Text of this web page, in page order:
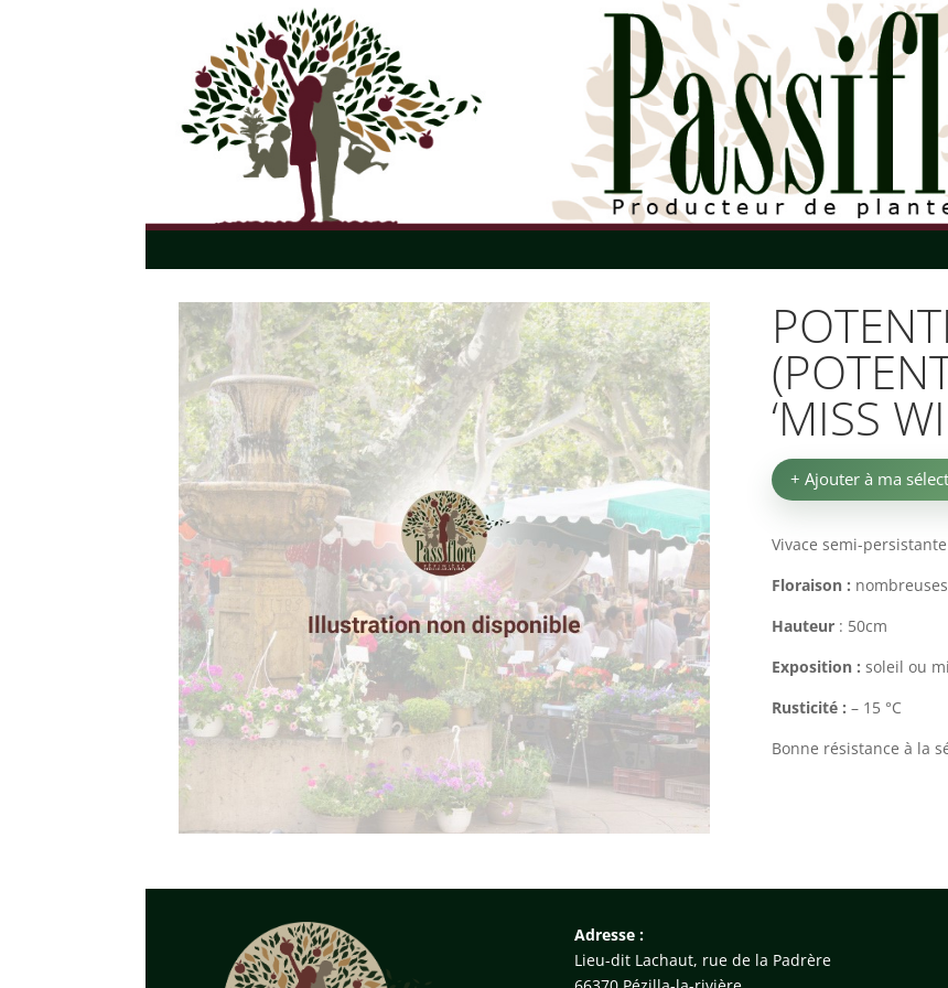
‘MISS
+ Ajouter à ma
Vivace semi-
Floraison :
Hauteur : 50cm
Exposition : soleil ou
Rusticité : – 15 °C
Bonne résistance à la
Adresse :
Lieu-dit Lachaut, rue de la Padrère